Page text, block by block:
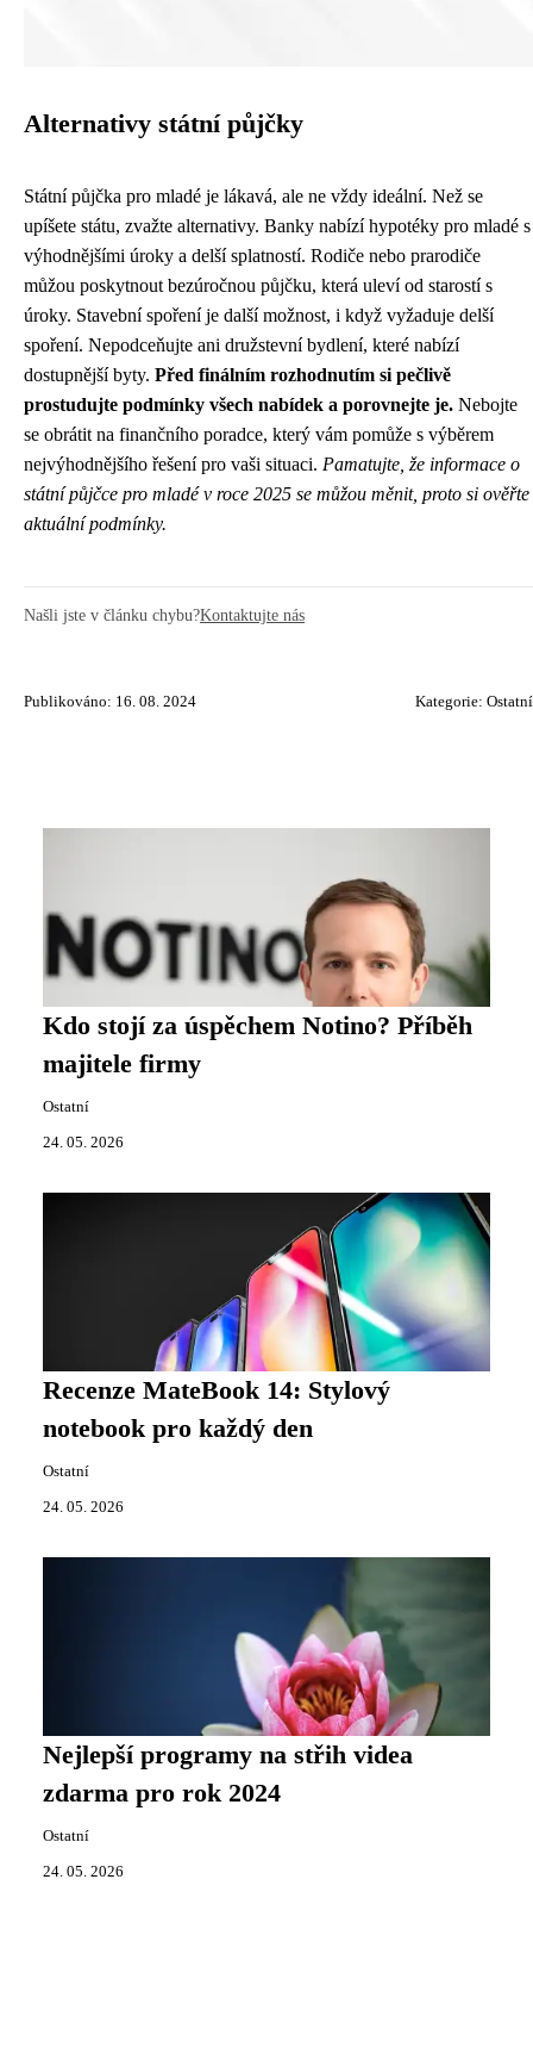
Alternativy státní půjčky
Státní půjčka pro mladé je lákavá, ale ne vždy ideální. Než se
upíšete státu, zvažte alternativy. Banky nabízí hypotéky pro mladé s
výhodnějšími úroky a delší splatností. Rodiče nebo prarodiče
můžou poskytnout bezúročnou půjčku, která uleví od starostí s
úroky. Stavební spoření je další možnost, i když vyžaduje delší
spoření. Nepodceňujte ani družstevní bydlení, které nabízí
dostupnější byty. Před finálním rozhodnutím si pečlivě
prostudujte podmínky všech nabídek a porovnejte je. Nebojte
se obrátit na finančního poradce, který vám pomůže s výběrem
nejvýhodnějšího řešení pro vaši situaci. Pamatujte, že informace o
státní půjčce pro mladé v roce 2025 se můžou měnit, proto si ověřte
aktuální podmínky.
Našli jste v článku chybu?Kontaktujte nás
Publikováno: 16. 08. 2024 Kategorie: Ostatní
Kdo stojí za úspěchem Notino? Příběh
majitele firmy
Ostatní
24. 05. 2026
Recenze MateBook 14: Stylový
notebook pro každý den
Ostatní
24. 05. 2026
Nejlepší programy na střih videa
zdarma pro rok 2024
Ostatní
24. 05. 2026